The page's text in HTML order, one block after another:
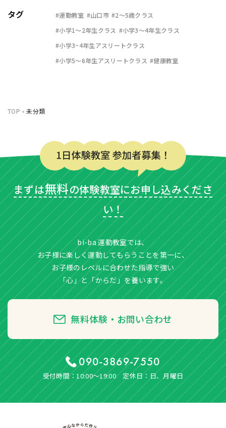
タグ #運動教室 #山口市 #2〜5歳クラス
#小学1〜2年生クラス #小学3〜4年生クラス
#小学3~4年生アスリートクラス
#小学5〜6年生アスリートクラス #健康教室
TOP - 未分類
まずは無料の体験教室にお申し込みくださ
い！
bi-ba 運動教室では、
お子様に楽しく運動してもらうことを第一に、
お子様のレベルに合わせた指導で強い
「心」と「からだ」を養います。
無料体験・お問い合わせ
090-3869-7550
受付時間：10:00〜19:00 定休日：日、月曜日